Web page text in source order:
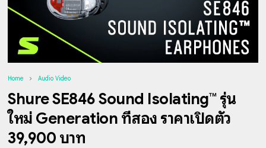
Home Audio Video
Shure SE846 Sound Isolating™ รุ่น
ใหม่ Generation ที่สอง ราคาเปิดตัว
39,900 บาท